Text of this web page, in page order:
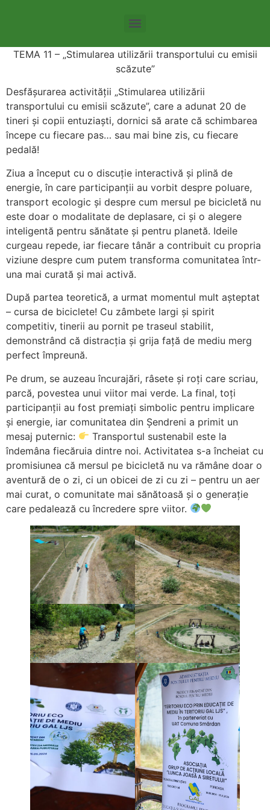
TEMA 11 – „Stimularea utilizării transportului cu emisii
scăzute”
Desfășurarea activității „Stimularea utilizării
transportului cu emisii scăzute”, care a adunat 20 de
tineri și copii entuziaști, dornici să arate că schimbarea
începe cu fiecare pas… sau mai bine zis, cu fiecare
pedală!
Ziua a început cu o discuție interactivă și plină de
energie, în care participanții au vorbit despre poluare,
transport ecologic și despre cum mersul pe bicicletă nu
este doar o modalitate de deplasare, ci și o alegere
inteligentă pentru sănătate și pentru planetă. Ideile
curgeau repede, iar fiecare tânăr a contribuit cu propria
viziune despre cum putem transforma comunitatea într-
una mai curată și mai activă.
După partea teoretică, a urmat momentul mult așteptat
– cursa de biciclete! Cu zâmbete largi și spirit
competitiv, tinerii au pornit pe traseul stabilit,
demonstrând că distracția și grija față de mediu merg
perfect împreună.
Pe drum, se auzeau încurajări, râsete și roți care scriau,
parcă, povestea unui viitor mai verde. La final, toți
participanții au fost premiați simbolic pentru implicare
și energie, iar comunitatea din Șendreni a primit un
mesaj puternic:
Transportul sustenabil este la
îndemâna fiecăruia dintre noi. Activitatea s-a încheiat cu
promisiunea că mersul pe bicicletă nu va rămâne doar o
aventură de o zi, ci un obicei de zi cu zi – pentru un aer
mai curat, o comunitate mai sănătoasă și o generație
care pedalează cu încredere spre viitor.